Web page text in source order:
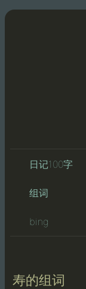
日记100字
组词
bing
寿的组词